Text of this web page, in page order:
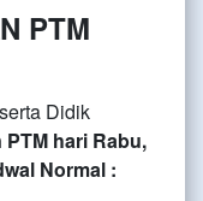
PTM
Didik
hari Rabu,
Normal :